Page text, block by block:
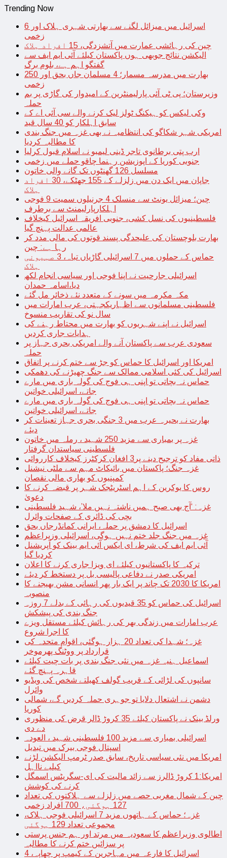
Trending Now
اسرائیل میں میزائل لگنے سے بھارتی شہری ہلاک اور 6
زخمی
چین کی رہائشی عمارت میں آتشزدگی، 15 افراد ہلاک
الیکشن نتائج جوبھی ہوں پاکستان کیلئے آئی ایم ایف سے
گفتگو اہم ہے، بلوم برگ
بھارت میں مدرسہ مسمار؛ 4 مسلمان جاں بحق اور 250
زخمی
وزیرستان؛ پی ٹی آئی پارلیمنٹرین کے امیدوار کی گاڑی پر بم
حملہ
وکی لیکس کو ہیکنگ ٹولز لیک کرنے والے سی آئی اے کے
سابق اہلکار کو 40 سال قید
امریکی شہر شکاگو کی انتظامیہ نے بھی غزہ میں جنگ بندی
کا مطالبہ کردیا
ارب پتی برطانوی تاجر ڈینی لیمبو نے اسلام قبول کرلیا
جنوبی کوریا کے اپوزیشن رہنما چاقو حملے میں زخمی
مسلسل 126 گھنٹوں تک گانے والی خاتون
جاپان میں ایک دن میں زلزلے کے 155 جھٹکے، 30 افراد
ہلاک
چین؛ میزائل یونٹ سے منسلک 4 جرنیلوں سمیت 9 فوجی
اہلکارپارلیمنٹ سے برطرف
فلسطینیوں کی نسل کشی، جنوبی افریقہ اسرائیل کیخلاف
عالمی عدالت پہنچ گیا
بھارت بلوچستان کی علیحدگی پسند قوتوں کی مالی مدد کر
رہا ہے: چین
حماس کے حملوں میں 7 اسرائیلی گاڑیاں تباہ، 3 صہیونی
ہلاک
اسرائیلی جارحیت نے اپنا فوجی اور سیاسی انجام لکھ
دیا،اسامہ حمدان
مکہ مکرمہ میں سونے کے متعدد نئے ذخائر مل گئے
فلسطینی مسلمانوں سے اظہاریکجہتی، عرب امارات میں
سال نو کی تقاریب منسوخ
اسرائیل نے اپنے شہریوں کو بھارت میں محتاط رہنے کی
ہدایات جاری کردیں
سعودی عرب سے پاکستان آنے والے امریکی بحری جہاز پر
حملہ
امریکا اور اسرائیل کا حماس کو جڑ سے ختم کرنے پر اتفاق
اسرائیل کی کئی اسلامی ممالک سے جنگ چھیڑنے کی دھمکی
حماس نہ بچاتی تو اپنی ہی فوج کی گولہ باری میں مارے
جاتے، اسرائیلی خواتین
حماس نہ بچاتی تو اپنی ہی فوج کی گولہ باری میں مارے
جاتے، اسرائیلی خواتین
بھارت نے بحیرہ عرب میں 3 جنگی بحری جہاز تعینات کر
دیئے
غزہ پر بمباری سے مزید 250 شہید ، رملہ میں خاتون
فلسطینی سیاستدان گرفتار
ذاتی مفاد کو ترجیح دینے پر3 افغان کرکٹرز کیخلاف کارروائی
غزہ جنگ؛ پاکستان میں بائیکاٹ مہم سے ملٹی نیشنل
کمپنیوں کو بھاری مالی نقصان
روس کا یوکرین کے اہم اسٹریٹجک شہر پر قبضہ کرنے کا
دعویٰ
غزہ: ‘آج بھی صبح ہمیں ناشتہ نہیں ملا’، شہید فلسطینی
بچی کی ڈائری کے صفحات وائرل
اسرائیل کا دمشق پر حملہ، ایرانی کمانڈرجاں بحق
غزہ میں جنگ جلد ختم نہیں ہوگی، اسرائیلی وزیراعظم
آئی ایم ایف کی شرط، ای ایکس آئی ایم بینک کو آپریشنل
کردیا گیا
ترکیہ کا پاکستانیوں کیلئے ای ویزا جاری کرنے کا اعلان
امریکی صدر نے دفاعی پالیسی بل پر دستخط کر دیئے
امریکا کا 2030 تک چاند پر ایک بار پھر انسانی مشن بھیجنے کا
منصوبہ
اسرائیل کی حماس کو 35 قیدیوں کی رہائی کے بدلے 7 روزہ
جنگ بندی کی پیشکش
عرب امارات میں زندگی بھر کی رہائش کیلئے مستقل ویزے
کا اجرا شروع
غزہ؛ شہدا کی تعداد 20 ہزار ہوگئی، اقوام متحدہ کی
قرارداد پر ووٹنگ پھرموخر
اسماعیل ہنیہ غزہ میں نئی جنگ بندی پر بات چیت کیلئے
قاہرہ پہنچ گئے
سانپوں کی لڑائی کے قریب گولف کھیلتے شخص کی ویڈیو
وائرل
دشمن نے اشتعال دلایا تو جوہری حملہ کردیں گے، شمالی
کوریا
ورلڈ بینک نے پاکستان کیلئے 35 کروڑ ڈالر قرض کی منظوری
دے دی
اسرائیلی بمباری سے مزید 100 فلسطینی شہید ، العودہ
اسپتال فوجی بیرک میں تبدیل
امریکا میں نئی سیاسی تاریخ، سابق صدر ٹرمپ الیکشن لڑنے
کیلیے نااہل
امریکا:1 کروڑ ڈالرز سے زائد مالیت کی ای-سگریٹس اسمگل
کرنے کی کوشش
چین کے شمال مغربی حصے میں زلزلے سے ہلاکتوں کی تعداد
127 ہوگئی، 700 افراد زخمی
غزہ؛ حماس کے ہاتھوں مزید 7 اسرائیلی فوجی ہلاک،
مجموعی تعداد 129 ہوگئی
اطالوی وزیراعظم کا سعودیہ میں مرتد اور ہم جنس پرستی
پر سزائیں ختم کرنے کا مطالبہ
اسرائیل کا فارعہ میں مہاجرین کے کیمپ پر چھاپہ، 4